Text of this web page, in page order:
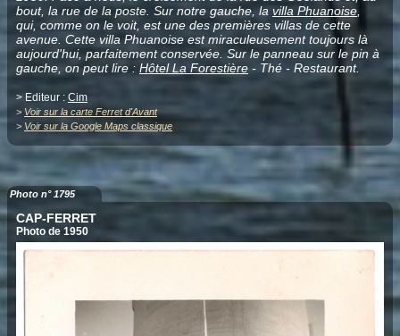
bout, la rue de la poste. Sur notre gauche, la villa Phuanoise
qui, comme on le voit, est une des premières villas de cette
avenue. Cette villa Phuanoise est miraculeusement toujours là
aujourd'hui, parfaitement conservée. Sur le panneau sur le pin à
gauche, on peut lire : Hôtel La Forestière - Thé - Restaurant.
> Editeur : Cim
> Voir sur la carte Ferret d'Avant
> Voir sur la Google Maps classique
Photo n° 1795
CAP-FERRET
Photo de 1950